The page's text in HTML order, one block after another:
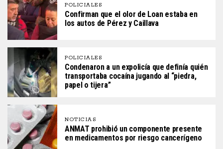
POLICIALES
Confirman que el olor de Loan estaba en
los autos de Pérez y Caillava
POLICIALES
Condenaron a un expolicía que definía quién
transportaba cocaína jugando al “piedra,
papel o tijera”
NOTICIAS
ANMAT prohibió un componente presente
en medicamentos por riesgo cancerígeno